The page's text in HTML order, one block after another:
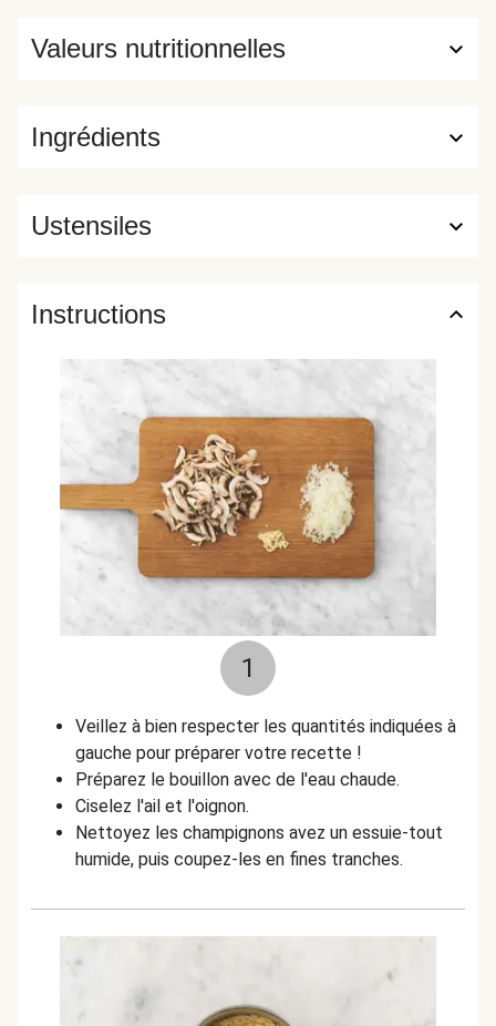
Ingrédients
Valeurs nutritionnelles
Ustensiles
Instructions
1
Veillez à bien respecter les quantités indiquées à
gauche pour préparer votre recette !
Préparez le bouillon avec de l'eau chaude.
Ciselez l'ail et l'oignon.
Nettoyez les champignons avez un essuie-tout
humide, puis coupez-les en fines tranches.